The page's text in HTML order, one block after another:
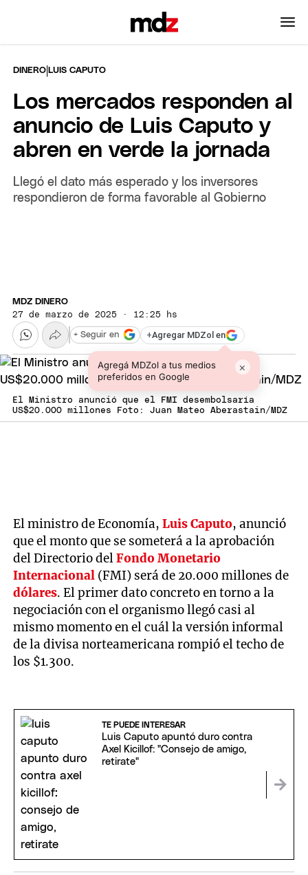
DINERO |LUIS CAPUTO
Los mercados responden al
anuncio de Luis Caputo y
abren en verde la jornada
Llegó el dato más esperado y los inversores
respondieron de forma favorable al Gobierno
MDZ DINERO
27 de marzo de 2025 · 12:25 hs
+Agregar MDZol en
Agregá MDZol a tus medios
preferidos en Google
×
+ Seguir en
El Ministro anunció que el FMI desembolsaría
US$20.000 millones Foto: Juan Mateo Aberastain/MDZ
El ministro de Economía,Luis Caputo, anunció
que el monto que se someterá a la aprobación
del Directorio delFondo Monetario
Internacional (FMI) será de 20.000 millones de
dólares. El primer dato concreto en torno a la
negociación con el organismo llegó casi al
mismo momento en el cuál la versión informal
de la divisa norteamericana rompió el techo de
los $1.300.
TE PUEDE INTERESAR
Luis Caputo apuntó duro contra
Axel Kicillof: "Consejo de amigo,
retirate"